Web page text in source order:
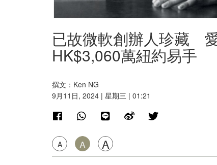
已故微軟創辦人珍藏
HK$3,060萬紐約易手
撰文：Ken NG
9月11日, 2024 | 星期三 | 01:21
A A A